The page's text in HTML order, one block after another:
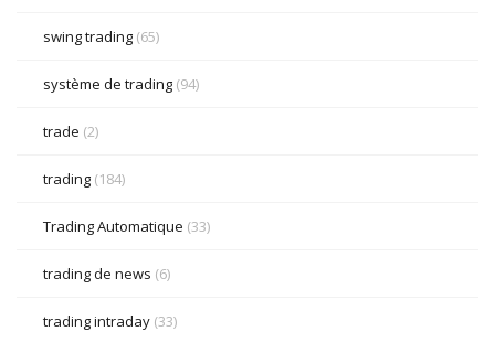
swing trading (65)
système de trading (94)
trade (2)
trading (184)
Trading Automatique (33)
trading de news (6)
trading intraday (33)